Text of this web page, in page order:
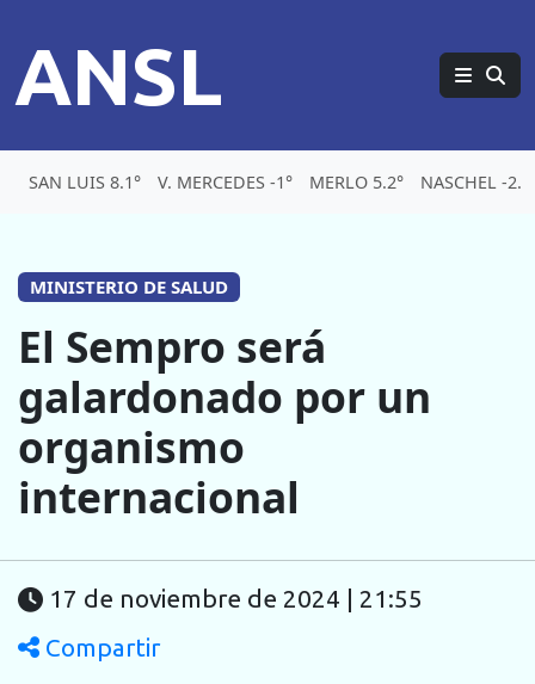
ANSL
SAN LUIS 8.1° V. MERCEDES -1° MERLO 5.2° NASCHEL -
MINISTERIO DE SALUD
El Sempro será
galardonado por un
organismo
internacional
17 de noviembre de 2024 | 21:55
Compartir